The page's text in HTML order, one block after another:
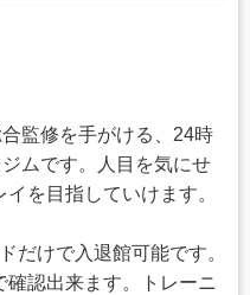
監修を手がける、24時
ムです。人目を気にせ
を目指していけます。
だけで入退館可能です。
確認出来ます。トレーニ